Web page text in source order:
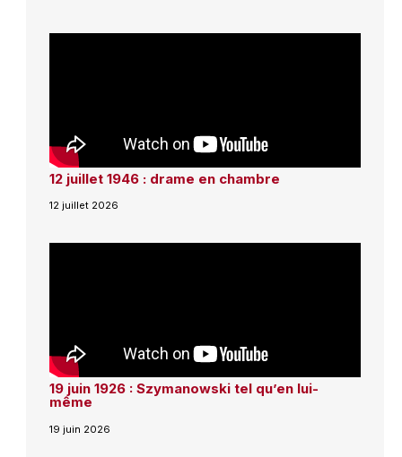
12 juillet 1946 : drame en chambre
12 juillet 2026
19 juin 1926 : Szymanowski tel qu’en lui-
même
19 juin 2026